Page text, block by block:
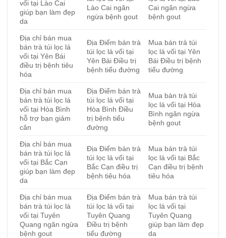
vối tại Lào Cai
giúp bạn làm đẹp
da
Lào Cai ngăn
ngừa bệnh gout
Cai ngăn ngừa
bệnh gout
Địa chỉ bán mua
bán trà túi lọc lá
vối tại Yên Bái
điều trị bệnh tiêu
hóa
Địa Điểm bán trà
túi lọc lá vối tại
Yên Bái Điều trị
bệnh tiểu đường
Mua bán trà túi
lọc lá vối tại Yên
Bái Điều trị bệnh
tiểu đường
Địa chỉ bán mua
bán trà túi lọc lá
vối tại Hòa Bình
hỗ trợ bạn giảm
cân
Địa Điểm bán trà
túi lọc lá vối tại
Hòa Bình Điều
trị bệnh tiểu
đường
Mua bán trà túi
lọc lá vối tại Hòa
Bình ngăn ngừa
bệnh gout
Địa chỉ bán mua
bán trà túi lọc lá
vối tại Bắc Cạn
giúp bạn làm đẹp
da
Địa Điểm bán trà
túi lọc lá vối tại
Bắc Cạn điều trị
bệnh tiêu hóa
Mua bán trà túi
lọc lá vối tại Bắc
Cạn điều trị bệnh
tiêu hóa
Địa chỉ bán mua
bán trà túi lọc lá
vối tại Tuyên
Quang ngăn ngừa
bệnh gout
Địa Điểm bán trà
túi lọc lá vối tại
Tuyên Quang
Điều trị bệnh
tiểu đường
Mua bán trà túi
lọc lá vối tại
Tuyên Quang
giúp bạn làm đẹp
da